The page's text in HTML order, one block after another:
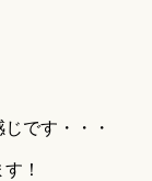
です・・・
！